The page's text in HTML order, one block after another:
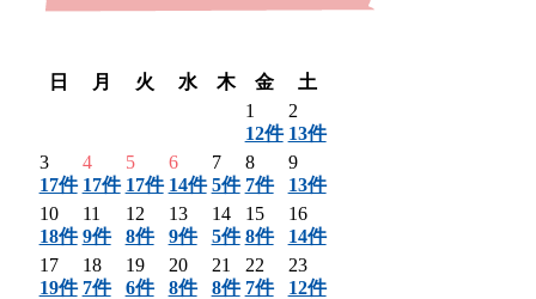
日
月 火 水 木 金
土
1
12件
2
13件
3
17件
4
17件
5
17件
6
14件
7
5件
8
7件
9
13件
10
18件
11
9件
12
8件
13
9件
14
5件
15
8件
16
14件
17
19件
18
7件
19
6件
20
8件
21
8件
22
7件
23
12件